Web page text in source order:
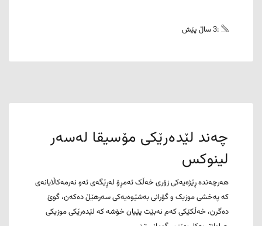
:3 ساڵ پێش
چەند لێدەرێکی مۆسیقا لەسەر
لینوکس
هەرچەندە ڕێژەیەکی زۆری خەڵک ئەمڕۆ لەڕێگەی ئەو نەرمەکاڵایانەی
کە پەخشی موزیک و گۆرانی بەشێوەیەکی سەرهێڵ دەکەن، گوێ
دەگرن، خەڵکێکی کەم نەبێت پێیان خۆشە کە لێدەرێکی موزیکی